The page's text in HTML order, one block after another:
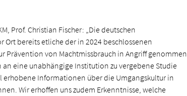
Prof. Christian Fischer: „Die deutschen
Ort bereits etliche der in 2024 beschlossenen
Prävention von Macht­missbrauch in Angriff genommen
an eine unabhängige Institution zu vergebene Studie
Informationen über die Umgangskultur in
Wir erhoffen uns zudem Erkenntnisse, welche